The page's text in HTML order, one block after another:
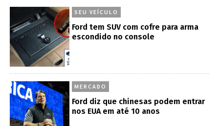
SEU VEÍCULO
Ford tem SUV com cofre para arma
escondido no console
MERCADO
Ford diz que chinesas podem entrar
nos EUA em até 10 anos